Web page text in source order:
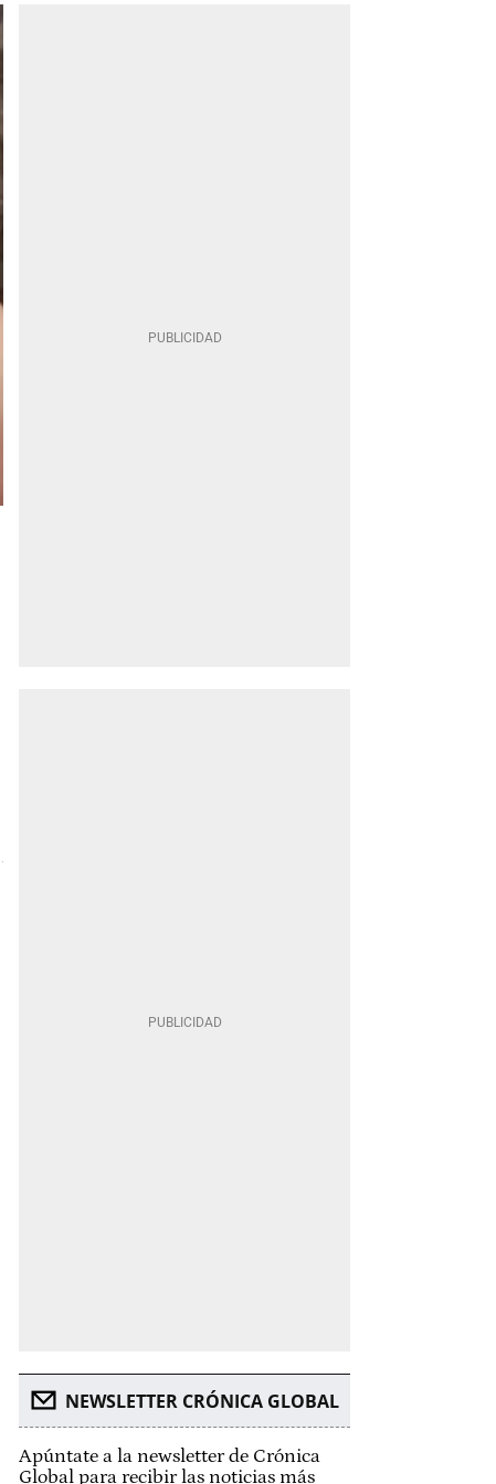
NEWSLETTER CRÓNICA GLOBAL
Apúntate a la newsletter de Crónica
Global para recibir las noticias más